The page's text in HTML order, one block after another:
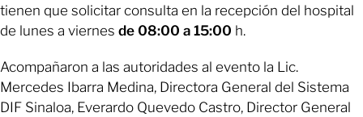
tienen que solicitar consulta en la recepción del hospital
de lunes a viernes de 08:00 a 15:00 h.
Acompañaron a las autoridades al evento la Lic.
Mercedes Ibarra Medina, Directora General del Sistema
DIF Sinaloa, Everardo Quevedo Castro, Director General